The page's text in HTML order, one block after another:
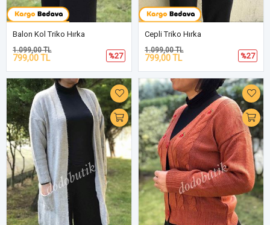
Balon Kol Triko Hırka
799,00 TL
1.099,00 TL
%27
Cepli Triko Hırka
799,00 TL
1.099,00 TL
%27